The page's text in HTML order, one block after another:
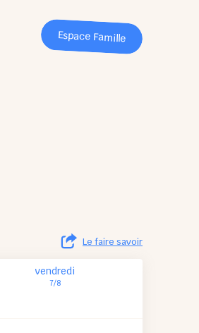
Espace Famille
Le faire savoir
vendredi
7/8